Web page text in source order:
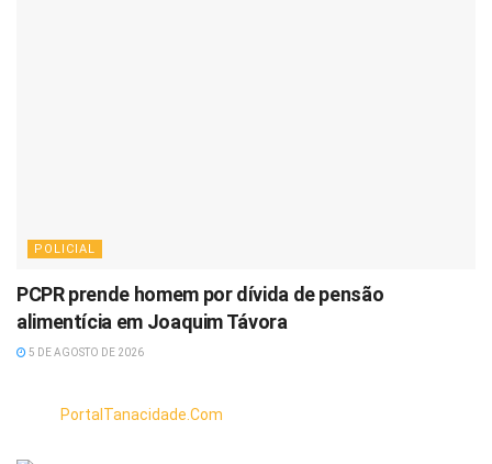
POLICIAL
PCPR prende homem por dívida de pensão
alimentícia em Joaquim Távora
5 DE AGOSTO DE 2026
PortalTanacidade.Com